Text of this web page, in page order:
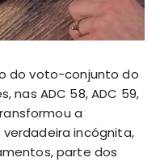
do voto-conjunto do
nas ADC 58, ADC 59,
a
incógnita,
parte dos